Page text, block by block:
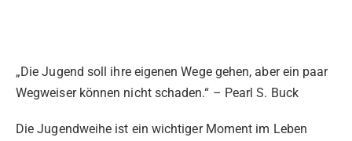
„Die Jugend soll ihre eigenen Wege gehen, aber ein paar
Wegweiser können nicht schaden.“ – Pearl S. Buck
Die Jugendweihe ist ein wichtiger Moment im Leben